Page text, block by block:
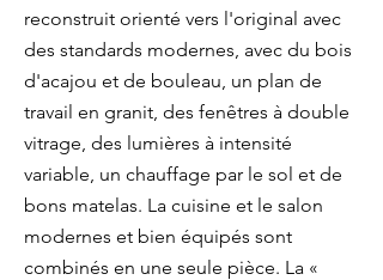
reconstruit orienté vers l'original avec
des standards modernes, avec du bois
d'acajou et de bouleau, un plan de
travail en granit, des fenêtres à double
vitrage, des lumières à intensité
variable, un chauffage par le sol et de
bons matelas. La cuisine et le salon
modernes et bien équipés sont
combinés en une seule pièce. La «